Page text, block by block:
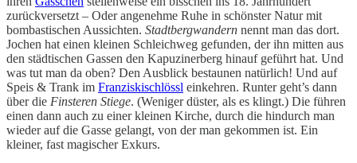
zurückversetzt – Oder angenehme Ruhe in schönster Natur mit
bombastischen Aussichten. Stadtbergwandern nennt man das dort.
Jochen hat einen kleinen Schleichweg gefunden, der ihn mitten aus
den städtischen Gassen den Kapuzinerberg hinauf geführt hat. Und
was tut man da oben? Den Ausblick bestaunen natürlich! Und auf
Speis & Trank im Franziskischlössl einkehren. Runter geht’s dann
über die Finsteren Stiege. (Weniger düster, als es klingt.) Die führen
einen dann auch zu einer kleinen Kirche, durch die hindurch man
wieder auf die Gasse gelangt, von der man gekommen ist. Ein
kleiner, fast magischer Exkurs.